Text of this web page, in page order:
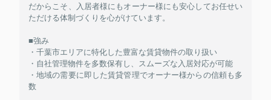
だからこそ、入居者様にもオーナー様にも安心してお任せい
ただける体制づくりを心がけています。
■強み
・千葉市エリアに特化した豊富な賃貸物件の取り扱い
・自社管理物件を多数保有し、スムーズな入居対応が可能
・地域の需要に即した賃貸管理でオーナー様からの信頼も多
数